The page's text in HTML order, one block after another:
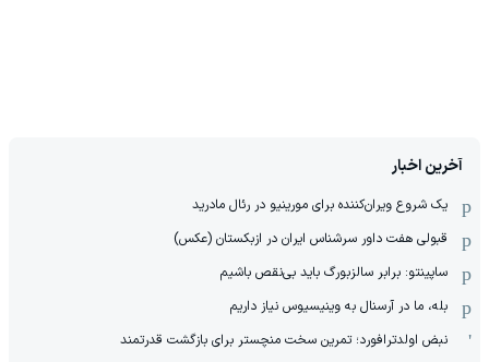
آخرین اخبار
یک شروع ویران‌کننده برای مورینیو در رئال مادرید
قبولی هفت داور سرشناس ایران در ازبکستان (عکس)
ساپینتو: برابر سالزبورگ باید بی‌نقص باشیم
بله، ما در آرسنال به وینیسیوس نیاز داریم
نبض اولدترافورد؛ تمرین سخت منچستر برای بازگشت قدرتمند